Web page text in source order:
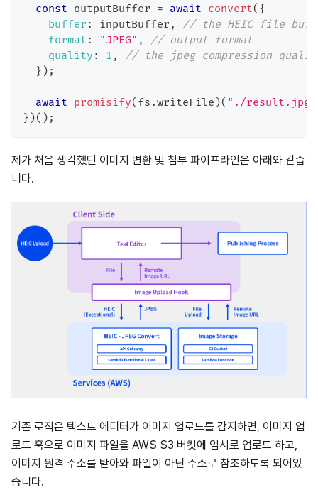
const outputBuffer = await convert( {
buffer : inputBuffer ,
// the HEIC file
format : "JPEG" ,
// output format
quality : 1 ,
// the jpeg compression
} ) ;
await promisify( fs .writeFile )( "./result.jpg"
} )( ) ;
제가 처음 생각했던 이미지 변환 및 첨부 파이프라인은 아래와 같습
니다.
기존 로직은 텍스트 에디터가 이미지 업로드를 감지하면, 이미지 업
로드 훅으로 이미지 파일을 AWS S3 버킷에 임시로 업로드 하고,
이미지 원격 주소를 받아와 파일이 아닌 주소로 참조하도록 되어있
습니다.